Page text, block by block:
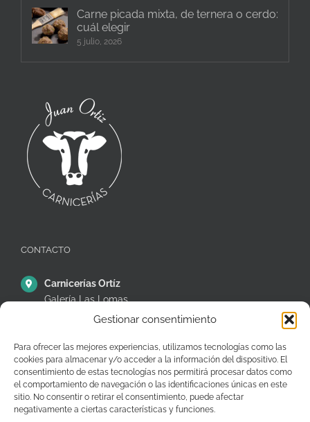
Gestionar consentimiento
Para ofrecer las mejores experiencias, utilizamos tecnologías como las
cookies para almacenar y/o acceder a la información del dispositivo. El
consentimiento de estas tecnologías nos permitirá procesar datos como
el comportamiento de navegación o las identificaciones únicas en este
sitio. No consentir o retirar el consentimiento, puede afectar
negativamente a ciertas características y funciones.
Carne picada mixta, de ternera o cerdo:
cuál elegir
5 julio, 2026
CONTACTO
Carnicerías Ortíz
Galería Las Lomas
Puestos 14,15 y 16
28935 – Madrid – España
+34 91 646 26 97
pedidos@carniceriasjuanortiz.com